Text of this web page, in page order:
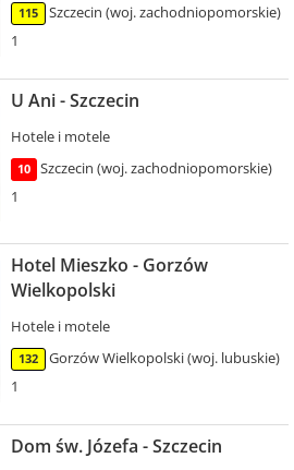
115
Szczecin (woj. zachodniopomorskie)
1
U Ani - Szczecin
Hotele i motele
10
Szczecin (woj. zachodniopomorskie)
1
Hotel Mieszko - Gorzów
Wielkopolski
Hotele i motele
132
Gorzów Wielkopolski (woj. lubuskie)
1
Dom św. Józefa - Szczecin